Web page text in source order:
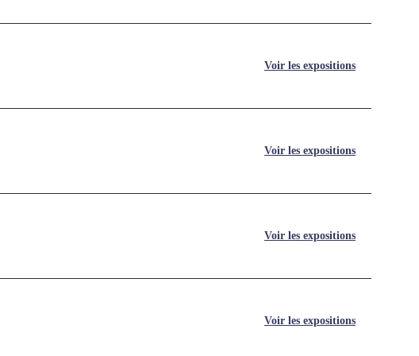
Voir les expositions
Voir les expositions
Voir les expositions
Voir les expositions